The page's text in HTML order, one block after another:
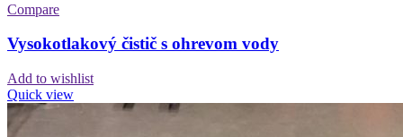
Compare
Vysokotlakový čistič s ohrevom vody
Add to wishlist
Quick view